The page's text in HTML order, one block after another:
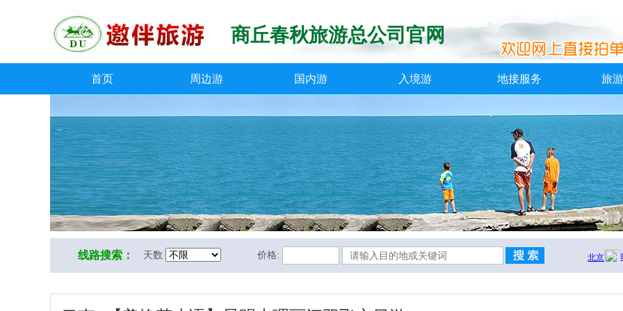
商丘春秋旅游总公司官网
首页 周边游 国内游 入境游 地接服务 旅
线路搜索： 天数 价格: